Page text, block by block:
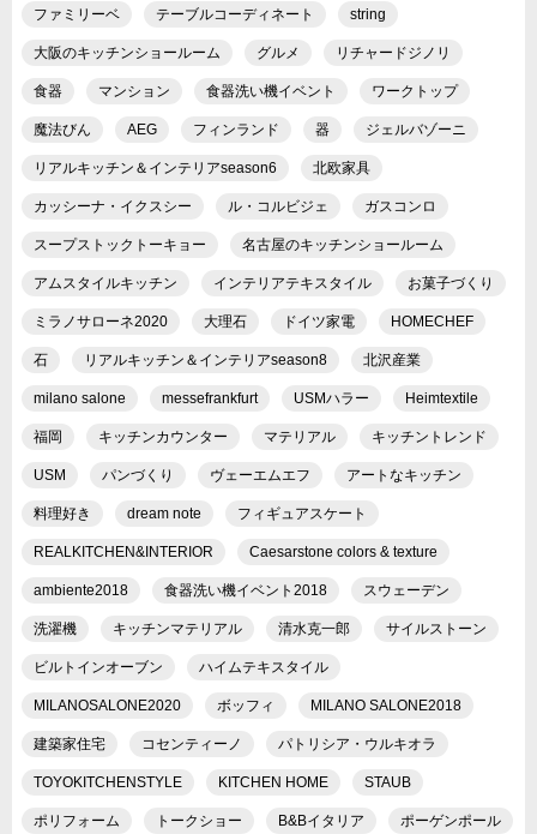
ファミリーベ テーブルコーディネート string
大阪のキッチンショールーム グルメ リチャードジノリ
食器 マンション 食器洗い機イベント ワークトップ
魔法びん AEG フィンランド 器 ジェルバゾーニ
リアルキッチン＆インテリアseason6 北欧家具
カッシーナ・イクスシー ル・コルビジェ ガスコンロ
スープストックトーキョー 名古屋のキッチンショールーム
アムスタイルキッチン インテリアテキスタイル お菓子づくり
ミラノサローネ2020 大理石 ドイツ家電 HOMECHEF
石 リアルキッチン＆インテリアseason8 北沢産業
milano salone messefrankfurt USMハラー Heimtextile
福岡 キッチンカウンター マテリアル キッチントレンド
USM パンづくり ヴェーエムエフ アートなキッチン
料理好き dream note フィギュアスケート
REALKITCHEN&INTERIOR Caesarstone colors & texture
ambiente2018 食器洗い機イベント2018 スウェーデン
洗濯機 キッチンマテリアル 清水克一郎 サイルストーン
ビルトインオーブン ハイムテキスタイル
MILANOSALONE2020 ボッフィ MILANO SALONE2018
建築家住宅 コセンティーノ パトリシア・ウルキオラ
TOYOKITCHENSTYLE KITCHEN HOME STAUB
ポリフォーム トークショー B&Bイタリア ポーゲンポール